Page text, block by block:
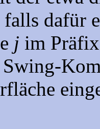
dafür
j im